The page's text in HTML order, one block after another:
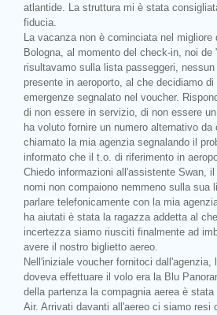
atlantide. La struttura mi è stata
fiducia.
La vacanza non è cominciata nel migliore
Bologna, al momento del check-in, noi
risultavamo sulla lista passeggeri,
presente in aeroporto, al che decidiamo
emergenze segnalato nel voucher.
di non essere in servizio, di non essere
ha voluto fornire un numero alternativo da
chiamato la mia agenzia segnalando il
informato che il t.o. di riferimento in
Chiedo informazioni all'assistente Swan,
nomi non compaiono nemmeno sulla sua
parlare telefonicamente con la mia
ha aiutati è stata la ragazza addetta al
incertezza siamo riusciti finalmente ad
avere il nostro biglietto aereo.
Nell'iniziale voucher fornitoci dall'agenzia,
doveva effettuare il volo era la Blu
della partenza la compagnia aerea è
Air. Arrivati davanti all'aereo ci siamo resi